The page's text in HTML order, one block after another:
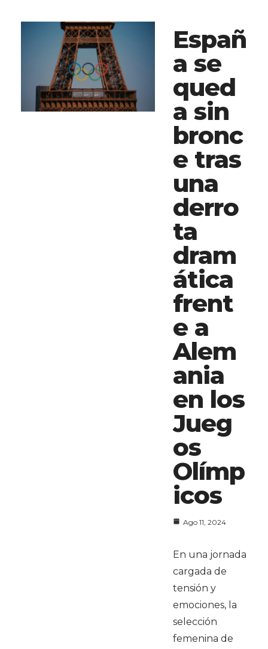
Españ
a se
qued
a sin
bronc
e tras
una
derro
ta
dram
ática
frent
e a
Alem
ania
en los
Jueg
os
Olímp
icos
Ago 11, 2024
En una jornada
cargada de
tensión y
emociones, la
selección
femenina de